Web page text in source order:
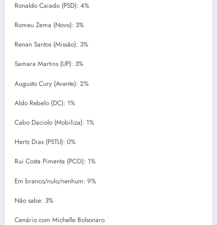
Ronaldo Caiado (PSD): 4%
Romeu Zema (Novo): 3%
Renan Santos (Missão): 3%
Samara Martins (UP): 3%
Augusto Cury (Avante): 2%
Aldo Rebelo (DC): 1%
Cabo Daciolo (Mobiliza): 1%
Hertz Dias (PSTU): 0%
Rui Costa Pimenta (PCO): 1%
Em branco/nulo/nenhum: 9%
Não sabe: 3%
Cenário com Michelle Bolsonaro